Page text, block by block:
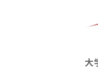
大